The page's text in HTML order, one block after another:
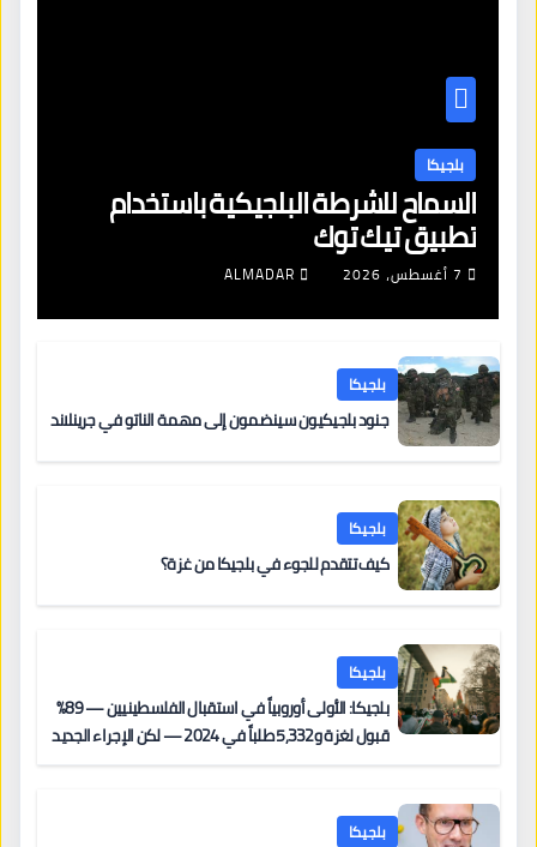
بلجيكا
السماح للشرطة البلجيكية باستخدام
تطبيق تيك توك
7 أغسطس، 2026 ALMADAR
بلجيكا
جنود بلجيكيون سينضمون إلى مهمة الناتو في جرينلاند
بلجيكا
كيف تتقدم للجوء في بلجيكا من غزة؟
بلجيكا
بلجيكا: الأولى أوروبياً في استقبال الفلسطينيين — 89%
قبول لغزة و5,332 طلباً في 2024 — لكن الإجراء الجديد
بلجيكا